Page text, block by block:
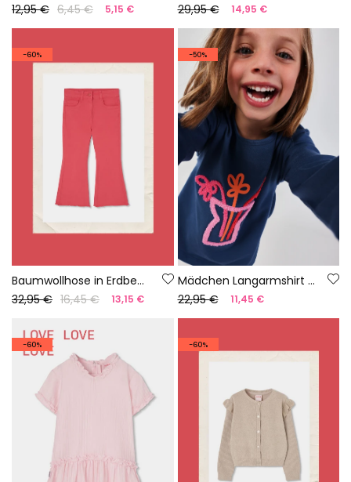
12,95 € 6,45 € 5,15 €
29,95 €
14,95 €
-60%
Baumwollhose in Erdbeerfarbe für Mädchen
32,95 € 16,45 € 13,15 €
-50%
Mädchen Langarmshirt aus Baumwolle in Marineblau
22,95 €
11,45 €
-60% -60%